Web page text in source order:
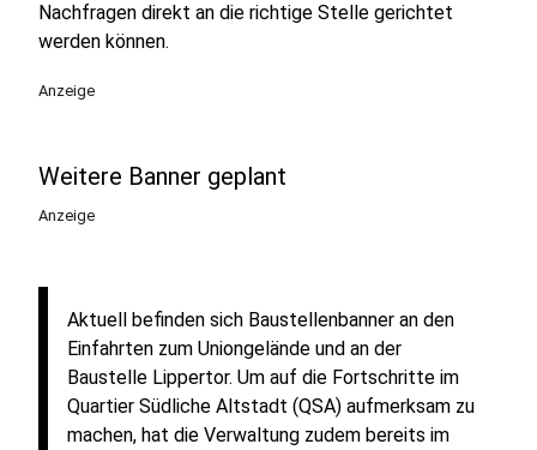
Nachfragen direkt an die richtige Stelle gerichtet
werden können.
Anzeige
Weitere Banner geplant
Anzeige
Aktuell befinden sich Baustellenbanner an den
Einfahrten zum Uniongelände und an der
Baustelle Lippertor. Um auf die Fortschritte im
Quartier Südliche Altstadt (QSA) aufmerksam zu
machen, hat die Verwaltung zudem bereits im